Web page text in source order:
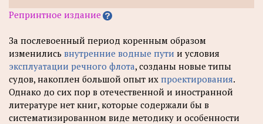
Репринтное издание
За послевоенный период коренным образом
изменились внутренние водные пути и условия
эксплуатации речного флота, созданы новые типы
судов, накоплен большой опыт их проектирования.
Однако до сих пор в отечественной и иностранной
литературе нет книг, которые содержали бы в
систематизированном виде методику и особенности